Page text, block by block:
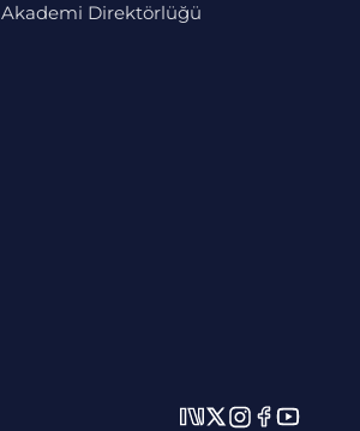
Akademi Direktörlüğü